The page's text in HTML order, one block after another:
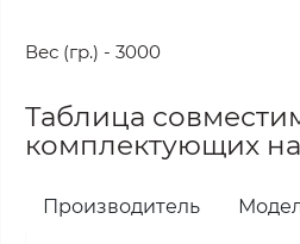
Вес (гр.) - 3000
Таблица
комплектующих
Производитель